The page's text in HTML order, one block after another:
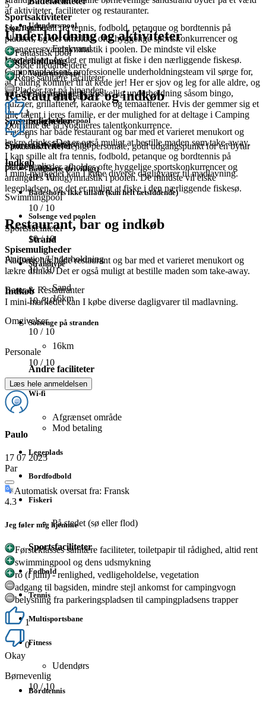
Sportsaktiviteter
I kan spille alt fra tennis, fodbold, petanque og bordtennis på
pladsen, og der afholdes ofte hyggelige sportskonkurrencer og
arrangeres vandgymnastik i poolen. De mindste vil elske
legepladsen, og det er muligt at fiske i den nærliggende fiskesø.
Restaurant, bar og indkøb
Spisemuligheder
Pladsens har både restaurant og bar med et varieret menukort og
lækre drinks. Det er også muligt at bestille maden som take-away.
Indkøb
I mini-markedet kan I købe diverse dagligvarer til madlavning.
af aktiviteter, faciliteter og restauranter.
Underholdning og aktiviteter
Underholdning
Campingpladsens professionelle underholdningsteam vil sørge for,
at I aldrig kommer til at kede jer! Her er sjov og leg for alle aldre, og
om aftenen arrangeres forskellig underholdning såsom bingo,
quizzer, grillaftener, karaoke og temaaftener. Hvis der gemmer sig et
lille talent i jeres familie, er der mulighed for at deltage i Camping
Domaine de la Noguieres talentkonkurrence.
Sportsaktiviteter
I kan spille alt fra tennis, fodbold, petanque og bordtennis på
pladsen, og der afholdes ofte hyggelige sportskonkurrencer og
arrangeres vandgymnastik i poolen. De mindste vil elske
legepladsen, og det er muligt at fiske i den nærliggende fiskesø.
Restaurant, bar og indkøb
Spisemuligheder
Pladsens har både restaurant og bar med et varieret menukort og
lækre drinks. Det er også muligt at bestille maden som take-away.
Indkøb
I mini-markedet kan I købe diverse dagligvarer til madlavning.
Udendørs pool
Ferskvand
Vandrutsjebane
Multibane: 2
Separat børnepool
Ferskvand
Badehætte (frivilligt)
Badeshorts ikke tilladt (kun helt tætsiddende)
Solsenge ved poolen
Strand
Strandtype
Sand
16km
Solsenge på stranden
16km
Andre faciliteter
Wi-fi
Afgrænset område
Mod betaling
Legeplads
Bordfodbold
Fiskeri
På stedet (sø eller flod)
Sportsfaciliteter
Fodbold
Tennis
Multisportsbane
Fitness
Udendørs
Bordtennis
5
Stor, flot, ren
Fantastisk pool
Søde medarbejdere
Rene sanitære faciliteter
Pladser tæt på hinanden
1
0
Fantastisk ferie, dejligt personale, godt udgangspunkt for en bytur
Børnevenlig
10/ 10
Swimmingpool
10 / 10
Sportsfaciliteter
10/ 10
Animation/Underholdning
10/ 10
Barer & Restauranter
10/ 10
Omgivelser
10 / 10
Personale
10 / 10
Læs hele anmeldelsen
Paulo
17 07 2025
Par
Automatisk oversat fra: Fransk
4.3
Jeg føler mig hjemme
Førsteklasses sanitære faciliteter, toiletpapir til rådighed, altid rent
swimmingpool og dens udsmykning
ro (i juni) - renlighed, vedligeholdelse, vegetation
adgang til bagsiden, mindre stejl ankomst for campingvogn
belysning fra parkeringspladsen til campingpladsens trapper
1
0
Okay
Børnevenlig
10 / 10